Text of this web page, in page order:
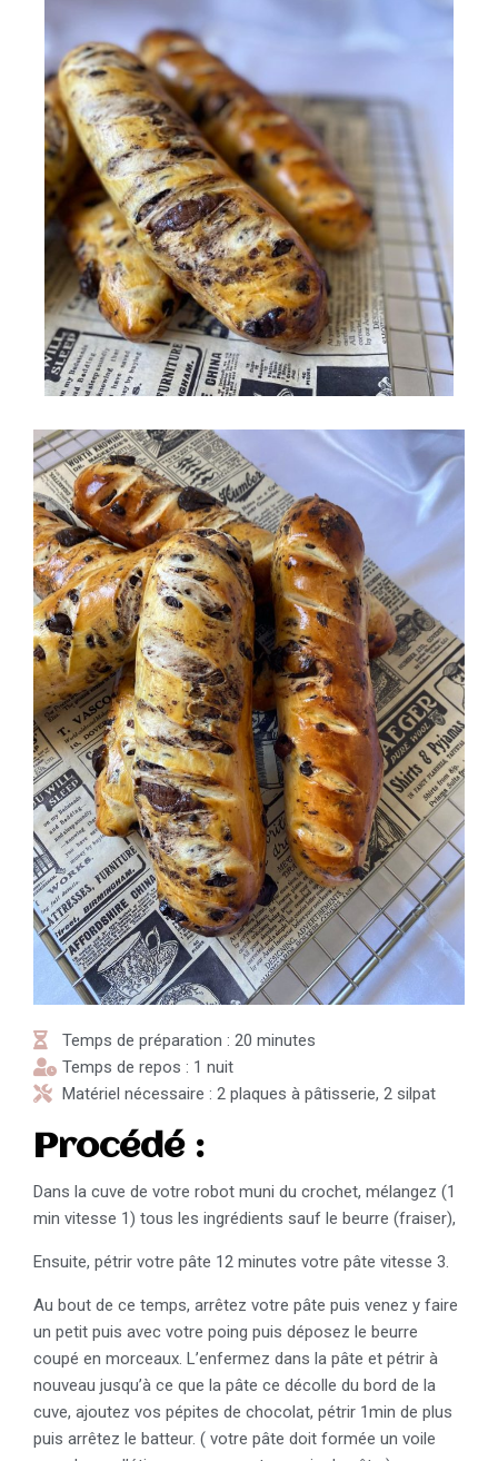
Temps de préparation : 20 minutes
Temps de repos : 1 nuit
Matériel nécessaire : 2 plaques à pâtisserie, 2 silpat
Procédé :
Dans la cuve de votre robot muni du crochet, mélangez (1
min vitesse 1) tous les ingrédients sauf le beurre (fraiser),
Ensuite, pétrir votre pâte 12 minutes votre pâte vitesse 3.
Au bout de ce temps, arrêtez votre pâte puis venez y faire
un petit puis avec votre poing puis déposez le beurre
coupé en morceaux. L’enfermez dans la pâte et pétrir à
nouveau jusqu’à ce que la pâte ce décolle du bord de la
cuve, ajoutez vos pépites de chocolat, pétrir 1min de plus
puis arrêtez le batteur. ( votre pâte doit formée un voile